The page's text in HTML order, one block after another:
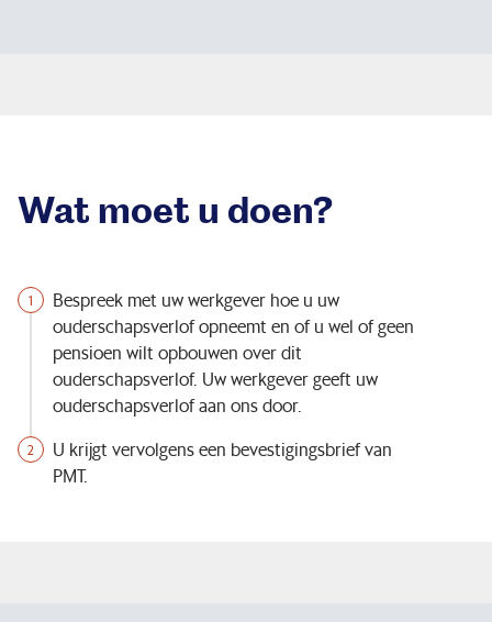
Wat moet u doen?
Bespreek met uw werkgever hoe u uw
ouderschapsverlof opneemt en of u wel of geen
pensioen wilt opbouwen over dit
ouderschapsverlof. Uw werkgever geeft uw
ouderschapsverlof aan ons door.
U krijgt vervolgens een bevestigingsbrief van
PMT.